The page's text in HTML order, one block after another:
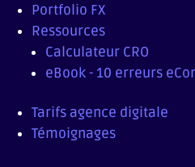
Portfolio FX
Ressources
Calculateur CRO
eBook - 10 erreurs
Tarifs agence digitale
Témoignages